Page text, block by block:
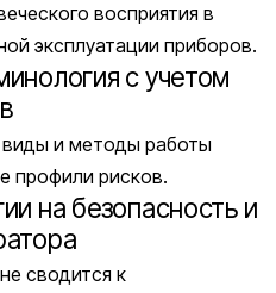
восприятия в
эксплуатации приборов.
с учетом
виды и методы работы
профили рисков.
на безопасность и
сводится к